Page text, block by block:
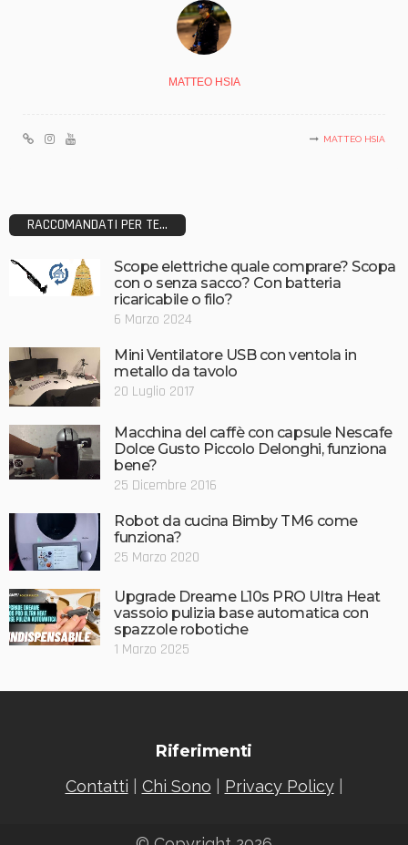
MATTEO HSIA
MATTEO HSIA
RACCOMANDATI PER TE...
Scope elettriche quale comprare? Scopa
con o senza sacco? Con batteria
ricaricabile o filo?
6 Marzo 2024
Mini Ventilatore USB con ventola in
metallo da tavolo
20 Luglio 2017
Macchina del caffè con capsule Nescafe
Dolce Gusto Piccolo Delonghi, funziona
bene?
25 Dicembre 2016
Robot da cucina Bimby TM6 come
funziona?
25 Marzo 2020
Upgrade Dreame L10s PRO Ultra Heat
vassoio pulizia base automatica con
spazzole robotiche
1 Marzo 2025
Riferimenti
Contatti Chi Sono Privacy Policy|